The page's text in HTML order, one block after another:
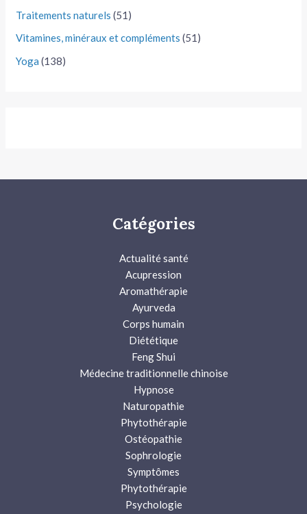
Traitements naturels (51)
Vitamines, minéraux et compléments (51)
Yoga (138)
Catégories
Actualité santé
Acupression
Aromathérapie
Ayurveda
Corps humain
Diététique
Feng Shui
Médecine traditionnelle chinoise
Hypnose
Naturopathie
Phytothérapie
Ostéopathie
Sophrologie
Symptômes
Phytothérapie
Psychologie